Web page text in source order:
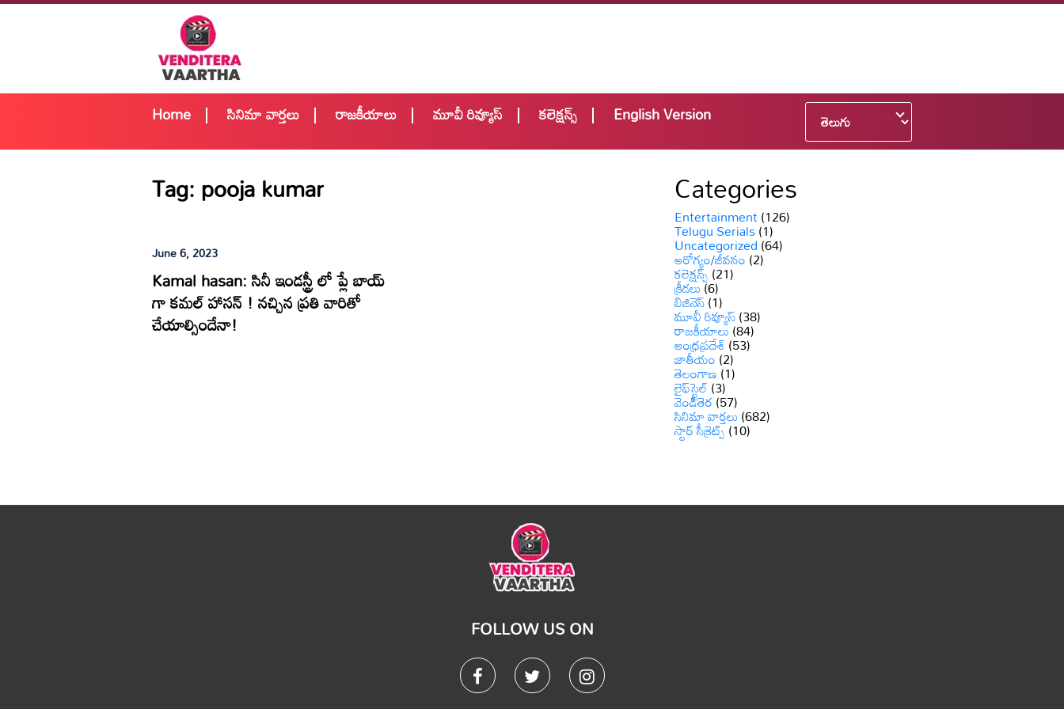
Home సినిమా వార్తలు రాజకీయాలు మూవీ రివ్యూస్ కలెక్షన్స్ English Version
Tag:pooja kumar
June 6, 2023
Kamal hasan: సినీ ఇండస్ట్రీ లో ప్లే బాయ్
గా కమల్ హాసన్ ! నచ్చిన ప్రతి వారితో
చేయాల్సిందేనా!
Categories
Entertainment(126)
Telugu Serials(1)
Uncategorized(64)
ఆరోగ్యం/జీవనం(2)
కలెక్షన్స్(21)
క్రీడలు(6)
బిజినెస్(1)
మూవీ రివ్యూస్(38)
రాజకీయాలు(84)
ఆంధ్రప్రదేశ్(53)
జాతీయం(2)
తెలంగాణ(1)
లైఫ్‌స్టైల్(3)
వెండితెర(57)
సినిమా వార్తలు(682)
స్టార్ సీక్రెట్స్(10)
FOLLOW US ON